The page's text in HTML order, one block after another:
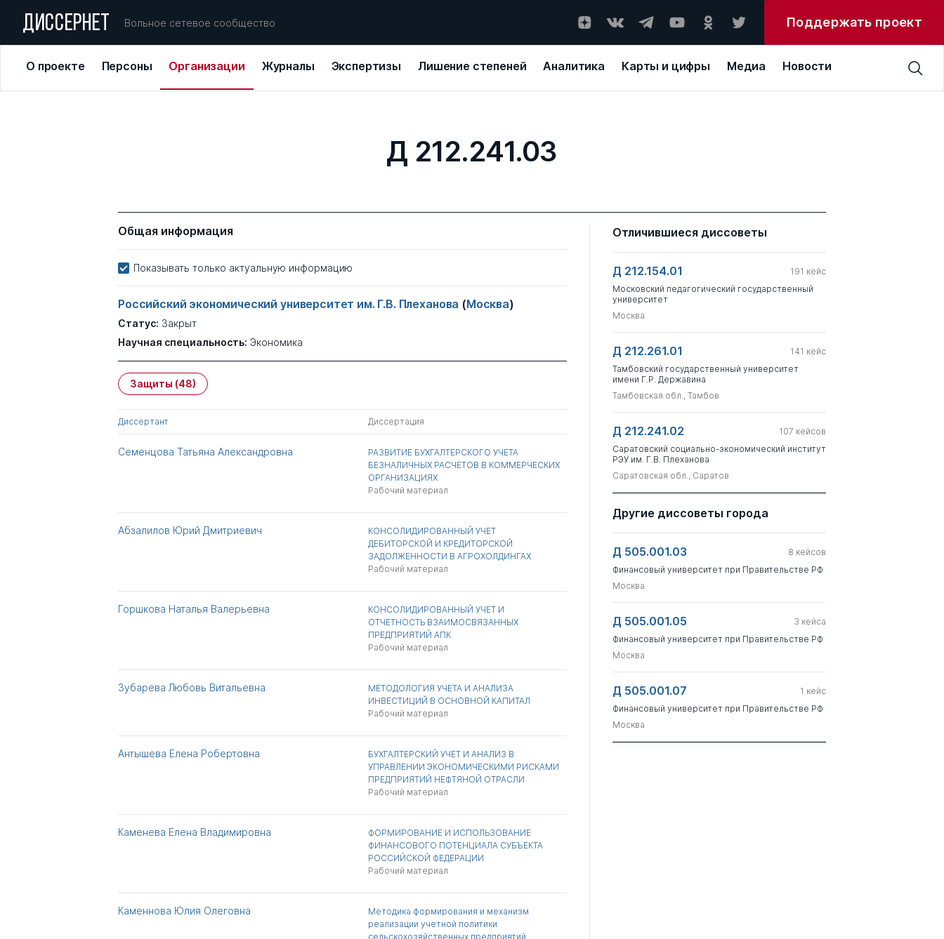
ДИССЕРНЕТ Вольное сетевое сообщество Поддержать проект
О проекте Персоны Организации Журналы Экспертизы Лишение степеней Аналитика Карты и цифры Медиа Новости
Д 212.241.03
Общая информация
Показывать только актуальную информацию
Российский экономический университет им. Г.В. Плеханова (Москва)
Статус: Закрыт
Научная специальность: Экономика
Защиты (48)
Диссертант Диссертация
Семенцова Татьяна Александровна
РАЗВИТИЕ БУХГАЛТЕРСКОГО УЧЕТА
БЕЗНАЛИЧНЫХ РАСЧЕТОВ В КОММЕРЧЕСКИХ
ОРГАНИЗАЦИЯХ
Рабочий материал
Абзалилов Юрий Дмитриевич
КОНСОЛИДИРОВАННЫЙ УЧЕТ
ДЕБИТОРСКОЙ И КРЕДИТОРСКОЙ
ЗАДОЛЖЕННОСТИ В АГРОХОЛДИНГАХ
Рабочий материал
Горшкова Наталья Валерьевна
КОНСОЛИДИРОВАННЫЙ УЧЕТ И
ОТЧЕТНОСТЬ ВЗАИМОСВЯЗАННЫХ
ПРЕДПРИЯТИЙ АПК
Рабочий материал
Зубарева Любовь Витальевна
МЕТОДОЛОГИЯ УЧЕТА И АНАЛИЗА
ИНВЕСТИЦИЙ В ОСНОВНОЙ КАПИТАЛ
Рабочий материал
Антышева Елена Робертовна
БУХГАЛТЕРСКИЙ УЧЕТ И АНАЛИЗ В
УПРАВЛЕНИИ ЭКОНОМИЧЕСКИМИ РИСКАМИ
ПРЕДПРИЯТИЙ НЕФТЯНОЙ ОТРАСЛИ
Рабочий материал
Каменева Елена Владимировна
ФОРМИРОВАНИЕ И ИСПОЛЬЗОВАНИЕ
ФИНАНСОВОГО ПОТЕНЦИАЛА СУБЪЕКТА
РОССИЙСКОЙ ФЕДЕРАЦИИ
Рабочий материал
Каменнова Юлия Олеговна
Методика формирования и механизм
реализации учетной политики
сельскохозяйственных предприятий
Отличившиеся диссоветы
Д 212.154.01 191 кейс
Московский педагогический государственный
университет
Москва
Д 212.261.01 141 кейс
Тамбовский государственный университет
имени Г.Р. Державина
Тамбовская обл., Тамбов
Д 212.241.02 107 кейсов
Саратовский социально-экономический институт
РЭУ им. Г.В. Плеханова
Саратовская обл., Саратов
Другие диссоветы города
Д 505.001.03 8 кейсов
Финансовый университет при Правительстве РФ
Москва
Д 505.001.05 3 кейса
Финансовый университет при Правительстве РФ
Москва
Д 505.001.07 1 кейс
Финансовый университет при Правительстве РФ
Москва